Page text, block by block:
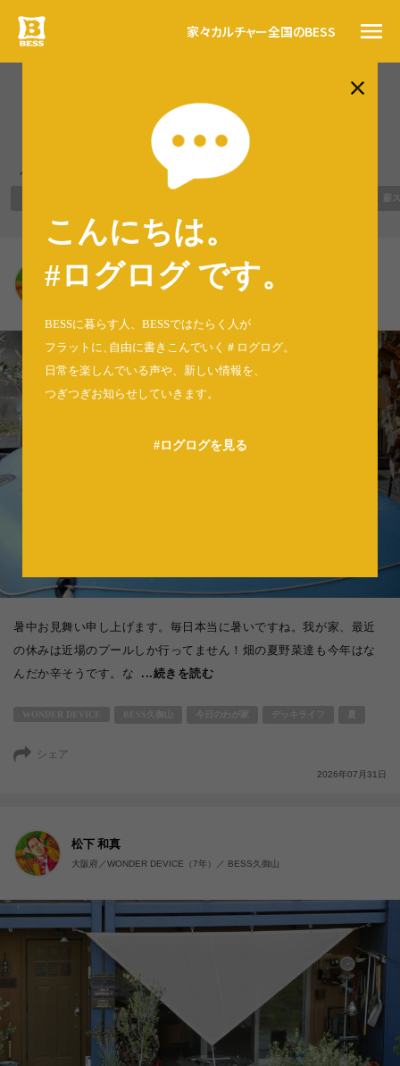
家々カルチャー全国のBESS
トップ
BESSの思い
BESSカルチャー
家々
暮らす人
#ログログ
全国のBESS
資料請求
法人の方へ
BESS久御山 ／ LOGWAYコー
チャー ／ 今日のわが家（162）
薪
松下 和真
大阪府／WONDER DEVICE（7年）／ BESS久御山
暑中お見舞い申し上げます。毎日本当に暑いですね。我が家、最近
の休みは近場のプールしか行ってません！畑の夏野菜達も今年はな
んだか辛そうです。な
...続きを読む
シェア
2026年07月31日
松下 和真
大阪府／WONDER DEVICE（7年）／ BESS久御山
こんにちは。
#ログログ です。
BESSに暮らす人、BESSではたらく人が
フラットに、自由に書きこんでいく＃ログログ。
日常を楽しんでいる声や、新しい情報を、
つぎつぎお知らせしていきます。
#ログログを見る